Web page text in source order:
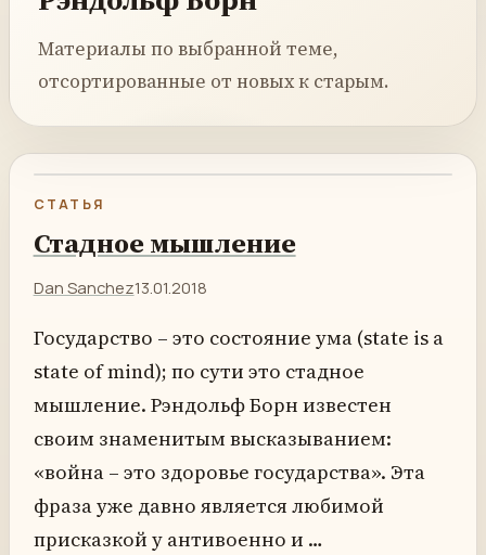
Материалы по выбранной теме,
отсортированные от новых к старым.
СТАТЬЯ
Стадное мышление
Dan Sanchez13.01.2018
Государство – это состояние ума (state is a
state of mind); по сути это стадное
мышление. Рэндольф Борн известен
своим знаменитым высказыванием:
«война – это здоровье государства». Эта
фраза уже давно является любимой
присказкой у антивоенно и …